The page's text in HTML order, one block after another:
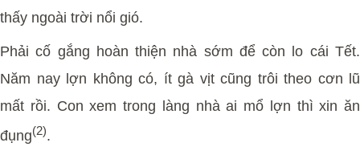
thấy ngoài trời nổi gió.
Phải cố gắng hoàn thiện nhà sớm để còn lo cái Tết.
Năm nay lợn không có, ít gà vịt cũng trôi theo cơn lũ
mất rồi. Con xem trong làng nhà ai mổ lợn thì xin ăn
đụng(2).